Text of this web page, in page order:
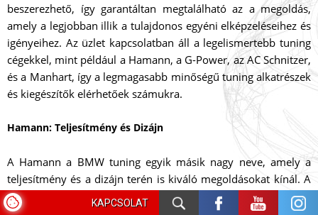
KAPCSOLAT
beszerezhető, így garantáltan megtalálható az a megoldás,
amely a legjobban illik a tulajdonos egyéni elképzeléseihez és
igényeihez. Az üzlet kapcsolatban áll a legelismertebb tuning
cégekkel, mint például a Hamann, a G-Power, az AC Schnitzer,
és a Manhart, így a legmagasabb minőségű tuning alkatrészek
és kiegészítők elérhetőek számukra.
Hamann: Teljesítmény és Dizájn
A Hamann a BMW tuning egyik másik nagy neve, amely a
teljesítmény és a dizájn terén is kiváló megoldásokat kínál. A
Hamann által kínált tuning csomagok között találhatók